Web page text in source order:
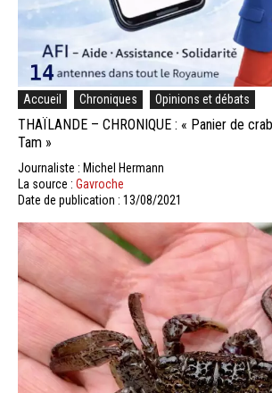
Accueil Chroniques Opinions et débats
THAÏLANDE – CHRONIQUE : « Panier de
Tam »
Journaliste : Michel Hermann
La source : Gavroche
Date de publication : 13/08/2021